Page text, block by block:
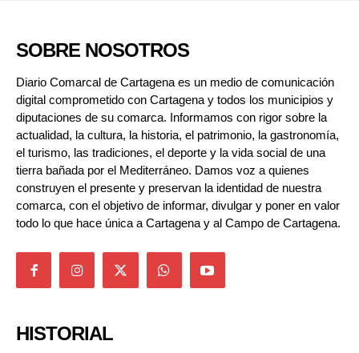
SOBRE NOSOTROS
Diario Comarcal de Cartagena es un medio de comunicación
digital comprometido con Cartagena y todos los municipios y
diputaciones de su comarca. Informamos con rigor sobre la
actualidad, la cultura, la historia, el patrimonio, la gastronomía,
el turismo, las tradiciones, el deporte y la vida social de una
tierra bañada por el Mediterráneo. Damos voz a quienes
construyen el presente y preservan la identidad de nuestra
comarca, con el objetivo de informar, divulgar y poner en valor
todo lo que hace única a Cartagena y al Campo de Cartagena.
HISTORIAL